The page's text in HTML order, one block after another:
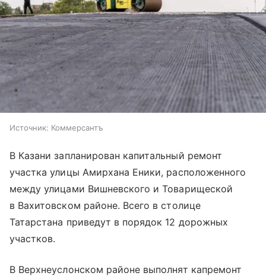
Источник: Коммерсантъ
В Казани запланирован капитальный ремонт
участка улицы Амирхана Еники, расположенного
между улицами Вишневского и Товарищеской
в Вахитовском районе. Всего в столице
Татарстана приведут в порядок 12 дорожных
участков.
В Верхнеуслонском районе выполнят капремонт